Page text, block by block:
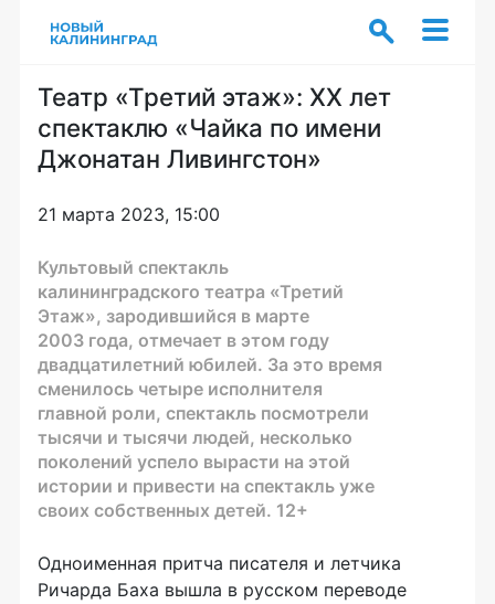
Театр «Третий этаж»: XX лет
спектаклю «Чайка по имени
Джонатан Ливингстон»
21 марта 2023, 15:00
Культовый спектакль
калининградского театра «Третий
Этаж», зародившийся в марте
2003 года, отмечает в этом году
двадцатилетний юбилей. За это время
сменилось четыре исполнителя
главной роли, спектакль посмотрели
тысячи и тысячи людей, несколько
поколений успело вырасти на этой
истории и привести на спектакль уже
своих собственных детей. 12+
Одноименная притча писателя и летчика
Ричарда Баха вышла в русском переводе